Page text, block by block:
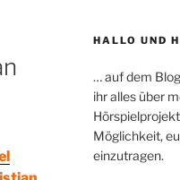
HALLO UND
… auf dem
ihr alles über
Möglichkeit,
einzutragen.